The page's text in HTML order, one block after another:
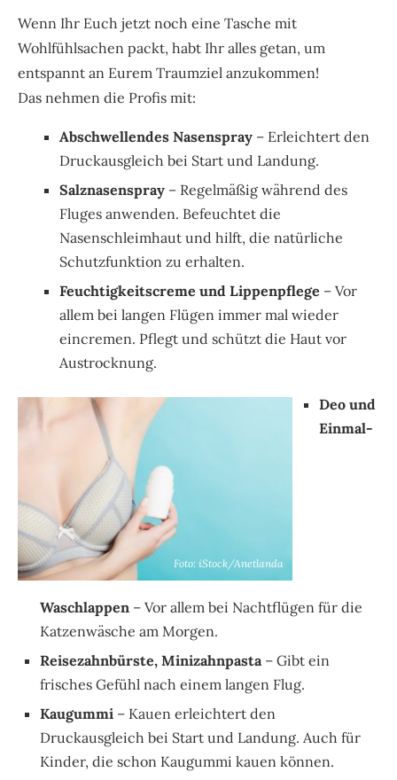
Wenn Ihr Euch jetzt noch eine Tasche mit
Wohlfühlsachen packt, habt Ihr alles getan, um
entspannt an Eurem Traumziel anzukommen!
Das nehmen die Profis mit:
Abschwellendes Nasenspray – Erleichtert den
Druckausgleich bei Start und Landung.
Salznasenspray – Regelmäßig während des
Fluges anwenden. Befeuchtet die
Nasenschleimhaut und hilft, die natürliche
Schutzfunktion zu erhalten.
Feuchtigkeitscreme und Lippenpflege – Vor
allem bei langen Flügen immer mal wieder
eincremen. Pflegt und schützt die Haut vor
Austrocknung.
Foto: iStock/Anetlanda
Deo und
Einmal-
Waschlappen – Vor allem bei Nachtflügen für die
Katzenwäsche am Morgen.
Reisezahnbürste, Minizahnpasta – Gibt ein
frisches Gefühl nach einem langen Flug.
Kaugummi – Kauen erleichtert den
Druckausgleich bei Start und Landung. Auch für
Kinder, die schon Kaugummi kauen können.